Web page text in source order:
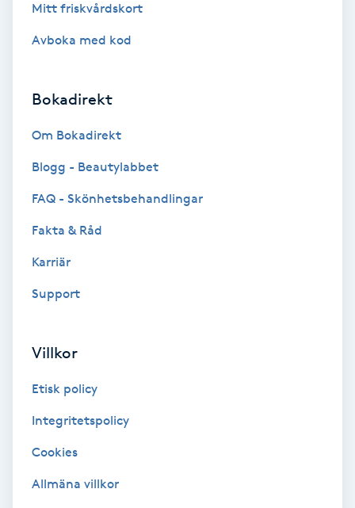
Bröllopsuppsättning
Color correction
Cryoterapi
Damklippning
Diamantslipning
Enzympeeling
Mitt friskvårdskort
Avboka med kod
Bokadirekt
Om Bokadirekt
Blogg - Beautylabbet
FAQ - Skönhetsbehandlingar
Fakta & Råd
Karriär
Support
Villkor
Etisk policy
Integritetspolicy
Cookies
Allmäna villkor